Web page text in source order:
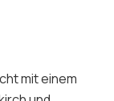
mit einem